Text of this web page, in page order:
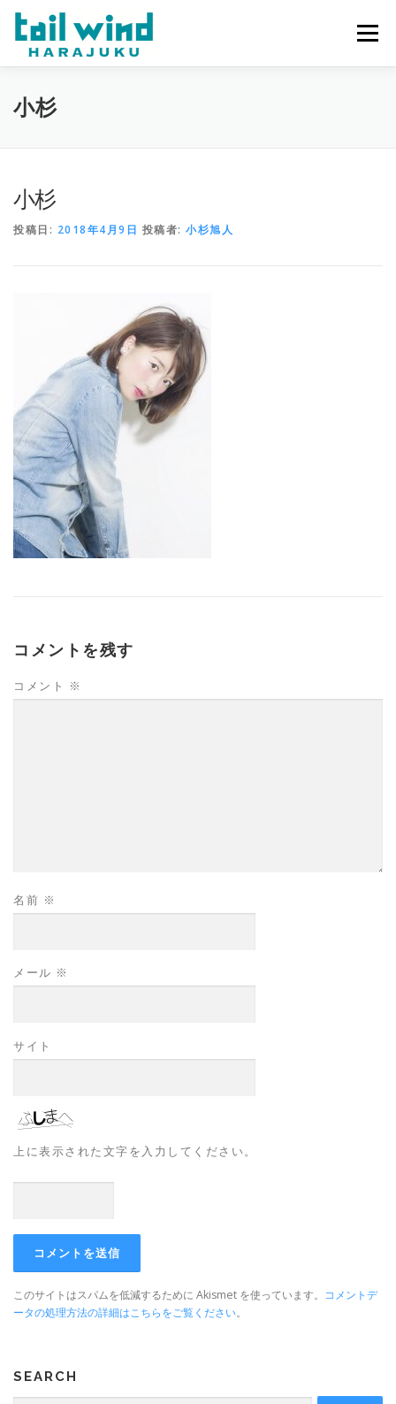
メニュー
ホーム
小杉
小杉
投稿日: 2018年4月9日 投稿者: 小杉旭人
コメントを残す
コメント ※
名前 ※
メール ※
サイト
上に表示された文字を入力してください。
このサイトはスパムを低減するために Akismet を使っています。 コメントデ
ータの処理方法の詳細はこちらをご覧ください。
SEARCH